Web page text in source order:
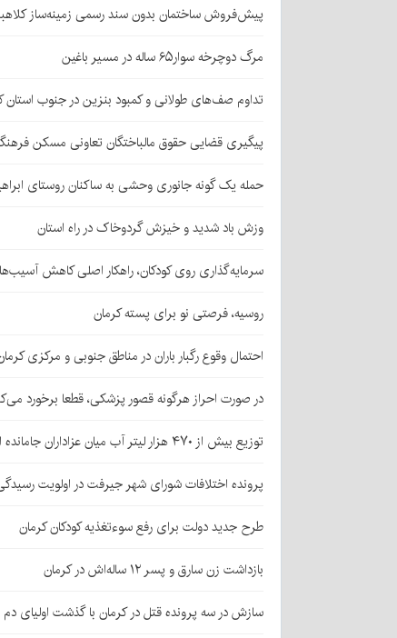
پیش‌فروش ساختمان بدون سند رسمی زمینه‌ساز
مرگ دوچرخه سوار۶۵ ساله در مسیر باغین
تداوم صف‌های طولانی و کمبود بنزین در جنوب استان
پیگیری قضایی حقوق مالباختگان تعاونی مسکن
حمله یک گونه جانوری وحشی به ساکنان روستای ابراهیم‌آباد شهداد/
وزش باد شدید و خیزش گردوخاک در راه استان
سرمایه‌گذاری روی کودکان، راهکار اصلی کاهش
روسیه، فرصتی نو برای پسته کرمان
احتمال وقوع رگبار باران در مناطق جنوبی و مرکزی
در صورت احراز هرگونه قصور پزشکی، قطعا برخورد
توزیع بیش از ۴۷۰ هزار لیتر آب میان عزاداران جامانده اربعین در کرمان
پرونده اختلافات شورای شهر جیرفت در اولویت
طرح جدید دولت برای رفع سوءتغذیه کودکان کرمان
بازداشت زن سارق و پسر ۱۲ ساله‌اش در کرمان
سازش در سه پرونده قتل در کرمان با گذشت اولیای دم